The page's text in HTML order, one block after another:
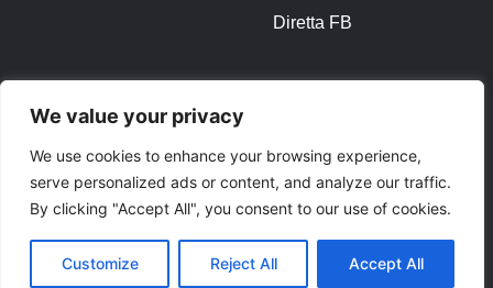
We value your privacy
We use cookies to enhance your browsing experience,
serve personalized ads or content, and analyze our traffic.
By clicking "Accept All", you consent to our use of cookies.
Customize Reject All Accept All
Diretta FB
Privacy Policy